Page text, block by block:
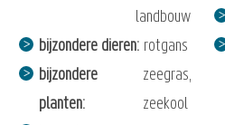
landbouw
bijzondere dieren rotgans
bijzondere
planten
zeegras,
zeekool